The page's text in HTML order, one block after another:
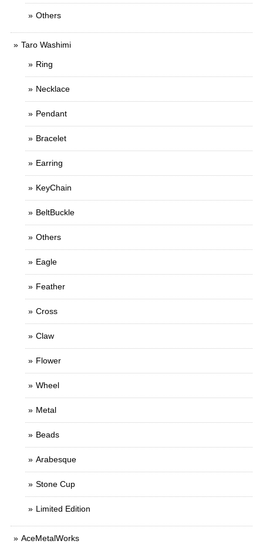
Others
Taro Washimi
Ring
Necklace
Pendant
Bracelet
Earring
KeyChain
BeltBuckle
Others
Eagle
Feather
Cross
Claw
Flower
Wheel
Metal
Beads
Arabesque
Stone Cup
Limited Edition
AceMetalWorks